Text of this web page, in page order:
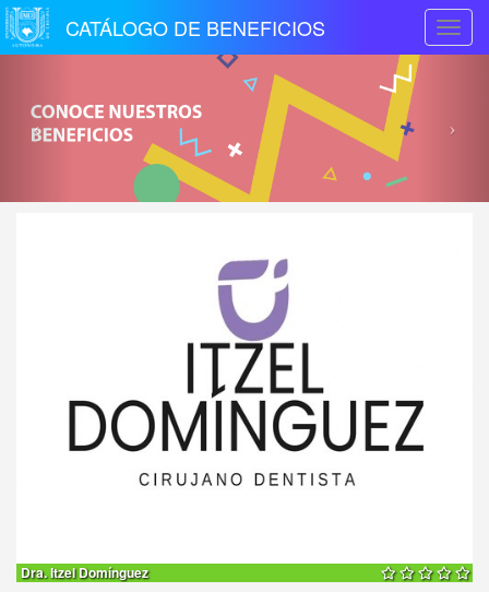
CATÁLOGO DE BENEFICIOS
Dra. Itzel Domínguez